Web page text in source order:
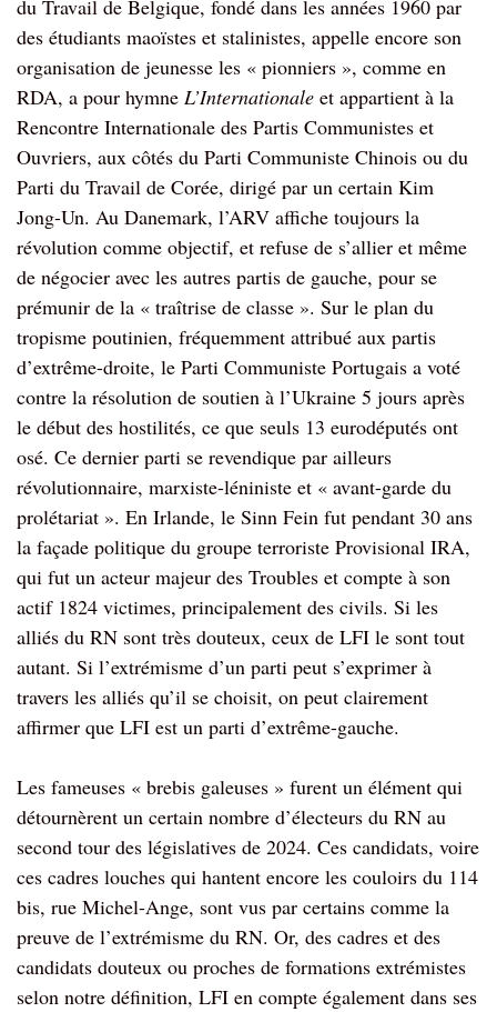
du Travail de Belgique, fondé dans les années 1960 par
des étudiants maoïstes et stalinistes, appelle encore son
organisation de jeunesse les « pionniers », comme en
RDA, a pour hymne L’Internationale et appartient à la
Rencontre Internationale des Partis Communistes et
Ouvriers, aux côtés du Parti Communiste Chinois ou du
Parti du Travail de Corée, dirigé par un certain Kim
Jong-Un. Au Danemark, l’ARV affiche toujours la
révolution comme objectif, et refuse de s’allier et même
de négocier avec les autres partis de gauche, pour se
prémunir de la « traîtrise de classe ». Sur le plan du
tropisme poutinien, fréquemment attribué aux partis
d’extrême-droite, le Parti Communiste Portugais a voté
contre la résolution de soutien à l’Ukraine 5 jours après
le début des hostilités, ce que seuls 13 eurodéputés ont
osé. Ce dernier parti se revendique par ailleurs
révolutionnaire, marxiste-léniniste et « avant-garde du
prolétariat ». En Irlande, le Sinn Fein fut pendant 30 ans
la façade politique du groupe terroriste Provisional IRA,
qui fut un acteur majeur des Troubles et compte à son
actif 1824 victimes, principalement des civils. Si les
alliés du RN sont très douteux, ceux de LFI le sont tout
autant. Si l’extrémisme d’un parti peut s’exprimer à
travers les alliés qu’il se choisit, on peut clairement
affirmer que LFI est un parti d’extrême-gauche.
Les fameuses « brebis galeuses » furent un élément qui
détournèrent un certain nombre d’électeurs du RN au
second tour des législatives de 2024. Ces candidats, voire
ces cadres louches qui hantent encore les couloirs du 114
bis, rue Michel-Ange, sont vus par certains comme la
preuve de l’extrémisme du RN. Or, des cadres et des
candidats douteux ou proches de formations extrémistes
selon notre définition, LFI en compte également dans ses